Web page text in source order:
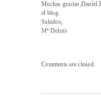
Muchas
el blog.
Saludos,
Mª Dolors
Comments are closed.